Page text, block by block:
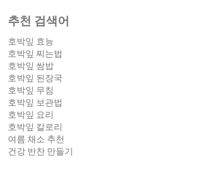
추천 검색어
호박잎 효능
호박잎 찌는법
호박잎 쌈밥
호박잎 된장국
호박잎 무침
호박잎 보관법
호박잎 요리
호박잎 칼로리
여름 채소 추천
건강 반찬 만들기